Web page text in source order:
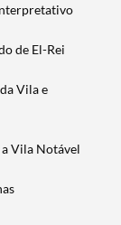
de El-Rei
Vila e
Vila Notável